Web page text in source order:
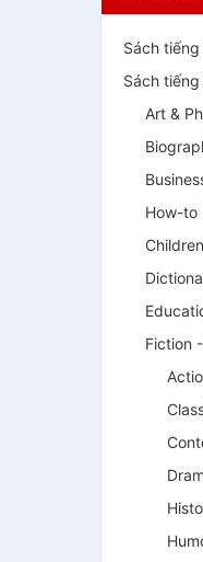
Sách tiếng
Sách tiếng
Art &
How-to
Fiction